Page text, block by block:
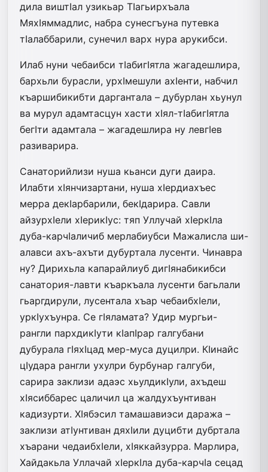
дила виштIал узикьар ТIагьирхъала
МяхIяммадлис, набра сунесгъуна путевка
тIалаббарили, сунечил варх нура арукибси.
Илаб нуни чебаибси тIабигIятла жагадешлира,
бархьли бурасли, урхIмешули ахIенти, набчил
къаршибикибти даргантала – дубурлан хьунул
ва мурул адамтасцун хасти хIял-тIабигIятла
бегIти адамтала – жагадешлира ну левгIев
разиварира.
Санаторийлизи нуша кьанси дуги даира.
Илабти хIянчизартани, нуша хIердиахъес
мерра декIарбарили, бекIдарира. Савли
айзурхIели хIерикIус: тяп Уллучай хIеркIла
дуба-карчIаличиб мерлабиубси Мажалисла ши-
алавси ахъ-ахъти дубуртала лусенти. Чинавра
ну? Дирихьла капарайлиуб дигIянабикибси
санатория-лавти къаркъала лусенти багьлали
гьаргдирули, лусентала хъар чебаибхIели,
уркIухъунра. Се гIяламата? Удир мургьи-
рангли пархдикIути кIапIрар галгубани
дубурала гIяхIцад мер-муса дуцилри. КIинайс
цIудара рангли ухулри бурбунар галгуби,
сарира заклизи адаэс хьулдикIули, ахъдеш
хIясиббарес цаличил ца жалдухъунтиван
кадизурти. ХIябэсил тамашавиэси даража –
заклизи атIунтиван дяхIили дуцибти дубртала
хъарани чедаибхIели, хIяккайзурра. Марлира,
Хайдакьла Уллачай хIеркIла дуба-карчIа сецад